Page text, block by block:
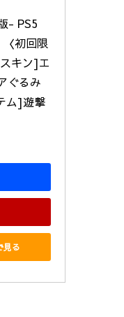
- PS5
〈初回限
キン]エ
ぐるみ
ム]遊撃
見る